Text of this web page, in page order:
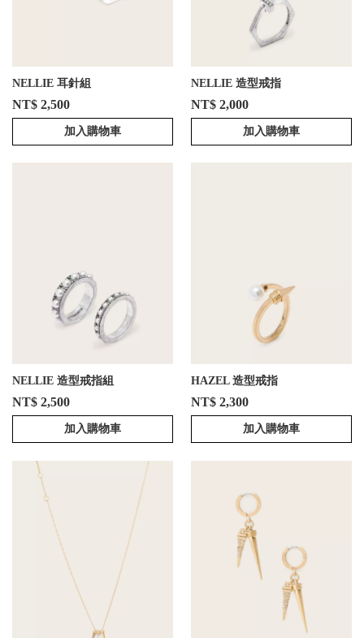
NELLIE 耳針組
NT$ 2,500
加入購物車
NELLIE 造型戒指
NT$ 2,000
加入購物車
NELLIE 造型戒指組
NT$ 2,500
加入購物車
HAZEL 造型戒指
NT$ 2,300
加入購物車